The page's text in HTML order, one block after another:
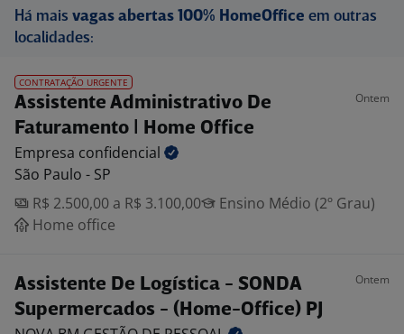
Há mais vagas abertas 100% HomeOffice em outras
localidades:
CONTRATAÇÃO URGENTE
Assistente Administrativo De
Faturamento | Home Office
Ontem
Empresa confidencial
São Paulo - SP
R$ 2.500,00 a R$ 3.100,00
Ensino Médio (2º Grau)
Home office
Assistente De Logística - SONDA
Supermercados - (Home-Office) PJ
Ontem